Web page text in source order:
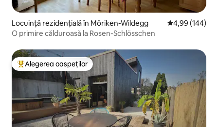
Locuință rezidențială în Möriken-Wildegg Scor mediu de
4,99 (144)
O primire călduroasă la Rosen-Schlösschen
Locuință din topul categoriei Alegerea oaspeților
Alegerea oaspeților